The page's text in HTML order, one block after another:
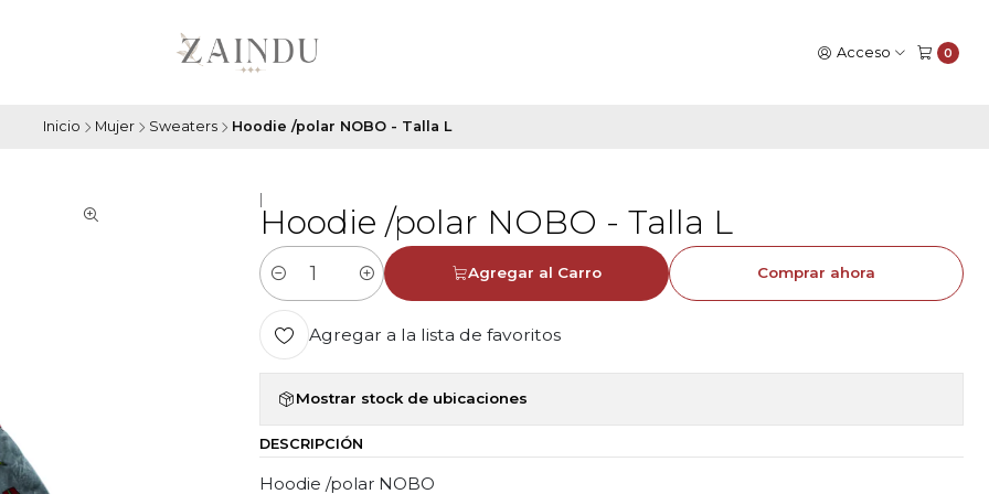
Acceso 0
Inicio Mujer Sweaters Hoodie /polar NOBO - Talla L
Hoodie /polar NOBO - Talla L
Cantidad
Agregar al Carro Comprar ahora
Agregar a la lista de favoritos
Mostrar stock de ubicaciones
DESCRIPCIÓN
Hoodie /polar NOBO